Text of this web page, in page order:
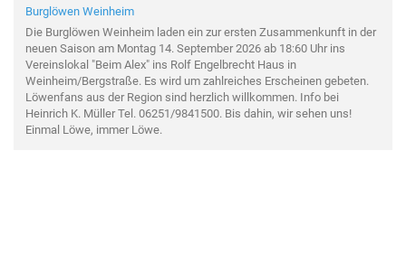
Burglöwen Weinheim
Die Burglöwen Weinheim laden ein zur ersten Zusammenkunft in der
neuen Saison am Montag 14. September 2026 ab 18:60 Uhr ins
Vereinslokal "Beim Alex" ins Rolf Engelbrecht Haus in
Weinheim/Bergstraße. Es wird um zahlreiches Erscheinen gebeten.
Löwenfans aus der Region sind herzlich willkommen. Info bei
Heinrich K. Müller Tel. 06251/9841500. Bis dahin, wir sehen uns!
Einmal Löwe, immer Löwe.